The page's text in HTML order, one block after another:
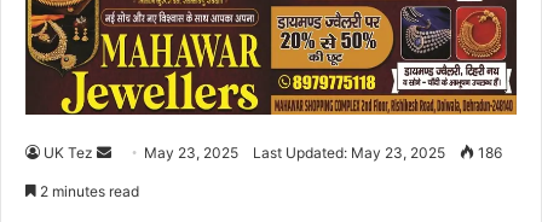
UK Tez May 23, 2025 Last Updated: May 23, 2025 186
2 minutes read